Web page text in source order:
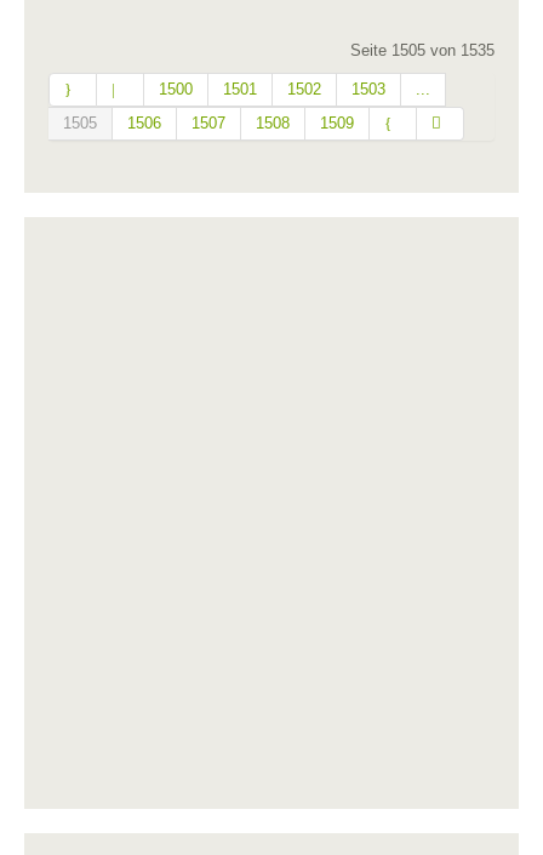
Seite 1505 von 1535
1500 1501 1502 1503
1505
1506 1507 1508 1509